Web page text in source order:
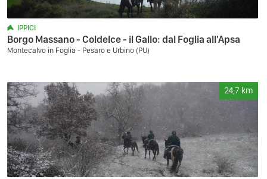
IPPICI
Borgo Massano - Coldelce - il Gallo: dal Foglia all'Apsa
Montecalvo in Foglia - Pesaro e Urbino (PU)
24,7 km